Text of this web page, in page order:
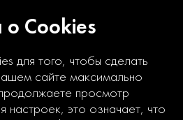
Cookies
для того, чтобы сделать
сайте максимально
просмотр
настроек, это означает, что